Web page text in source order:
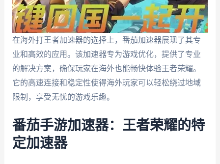
在海外打王者加速器的选择上，番茄加速器展现了其专
业和高效的应用。该加速器专为游戏优化，提供了专业
的解决方案，确保玩家在海外也能畅快体验王者荣耀。
它的高速连接和稳定性使得海外玩家可以轻松绕过地域
限制，享受无忧的游戏乐趣。
番茄手游加速器：王者荣耀的特
定加速器